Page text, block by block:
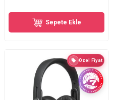
Sepete Ekle
Özel Fiyat